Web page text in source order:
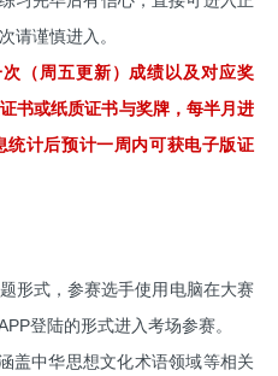
请谨慎进入。
（周五更新）成绩以及对应奖
书或纸质证书与奖牌，每半月进
计后预计一周内可获电子版证
形式，参赛选手使用电脑在大赛
登陆的形式进入考场参赛。
盖中华思想文化术语领域等相关